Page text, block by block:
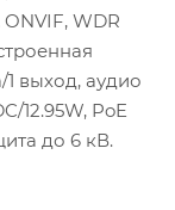
ONVIF, WDR
выход, аудио
12.95W, PoE
до 6 кВ.